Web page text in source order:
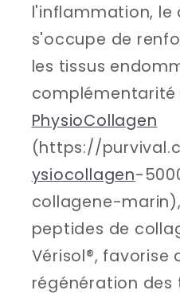
l'inflammation, le
s'occupe de
les tissus
complémentarité
PhysioCollagen
(https://
ysiocollagen-
collagene-
peptides de
Vérisol®, favorise
régénération des